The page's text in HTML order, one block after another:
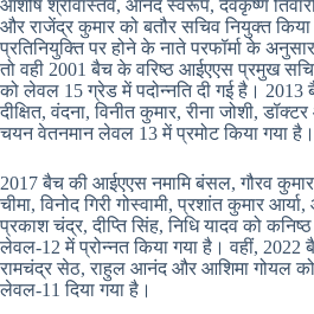
आशीष श्रीवास्तव, आनंद स्वरूप, देवकृष्ण
और राजेंद्र कुमार को बतौर सचिव नियुक्त किया
प्रतिनियुक्ति पर होने के नाते परफॉर्मा के
तो वही 2001 बैच के वरिष्ठ आईएएस प्रमुख
को लेवल 15 ग्रेड में पदोन्नति दी गई है।
दीक्षित, वंदना, विनीत कुमार, रीना जोशी,
चयन वेतनमान लेवल 13 में प्रमोट किया गया है।
2017 बैच की आईएएस नमामि बंसल, गौरव कुमार,
चीमा, विनोद गिरी गोस्वामी, प्रशांत कुमार
प्रकाश चंद्र, दीप्ति सिंह, निधि यादव को
लेवल-12 में प्रोन्नत किया गया है। वहीं,
रामचंद्र सेठ, राहुल आनंद और आशिमा गोयल को
लेवल-11 दिया गया है।